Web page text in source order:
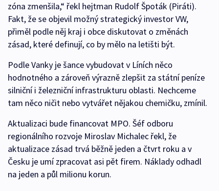
zóna zmenšila,“ řekl hejtman Rudolf Špoták (Piráti).
Fakt, že se objevil možný strategický investor VW,
přiměl podle něj kraj i obce diskutovat o změnách
zásad, které definují, co by mělo na letišti být.
Podle Vanky je šance vybudovat v Líních něco
hodnotného a zároveň výrazně zlepšit za státní peníze
silniční i železniční infrastrukturu oblasti. Nechceme
tam něco ničit nebo vytvářet nějakou chemičku, zmínil.
Aktualizaci bude financovat MPO. Šéf odboru
regionálního rozvoje Miroslav Michalec řekl, že
aktualizace zásad trvá běžně jeden a čtvrt roku a v
Česku je umí zpracovat asi pět firem. Náklady odhadl
na jeden a půl milionu korun.